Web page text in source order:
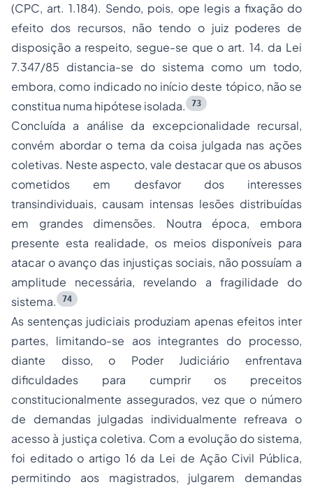
(CPC, art. 1.184). Sendo, pois, ope legisa fixação do
efeito dos recursos, não tendo o juiz poderes de
disposição a respeito, segue-se que o art. 14. da Lei
7.347/85 distancia-se do sistema como um todo,
embora, como indicado no início deste tópico, não se
constitua numa hipótese isolada.
73
Concluída a análise da excepcionalidade recursal,
convém abordar o tema da coisa julgada nas ações
coletivas. Neste aspecto, vale destacar que os abusos
cometidos em desfavor dos interesses
transindividuais, causam intensas lesões distribuídas
em grandes dimensões. Noutra época, embora
presente esta realidade, os meios disponíveis para
atacar o avanço das injustiças sociais, não possuíam a
amplitude necessária, revelando a fragilidade do
sistema.
74
As sentenças judiciais produziam apenas efeitos inter
partes, limitando-se aos integrantes do processo,
diante disso, o Poder Judiciário enfrentava
dificuldades para cumprir os preceitos
constitucionalmente assegurados, vez que o número
de demandas julgadas individualmente refreava o
acesso à justiça coletiva. Com a evolução do sistema,
foi editado o artigo 16 da Lei de Ação Civil Pública,
permitindo aos magistrados, julgarem demandas